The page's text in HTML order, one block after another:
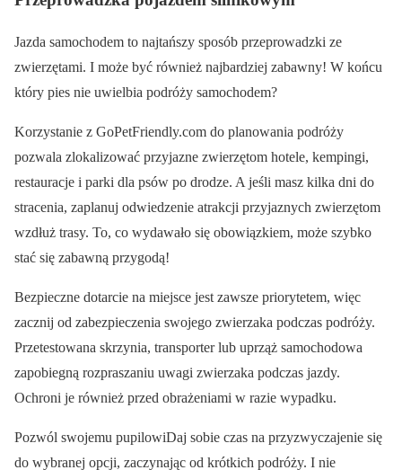
Jazda samochodem to najtańszy sposób przeprowadzki ze
zwierzętami. I może być również najbardziej zabawny! W końcu
który pies nie uwielbia podróży samochodem?
Korzystanie z GoPetFriendly.com do planowania podróży
pozwala zlokalizować przyjazne zwierzętom hotele, kempingi,
restauracje i parki dla psów po drodze. A jeśli masz kilka dni do
stracenia, zaplanuj odwiedzenie atrakcji przyjaznych zwierzętom
wzdłuż trasy. To, co wydawało się obowiązkiem, może szybko
stać się zabawną przygodą!
Bezpieczne dotarcie na miejsce jest zawsze priorytetem, więc
zacznij od zabezpieczenia swojego zwierzaka podczas podróży.
Przetestowana skrzynia, transporter lub uprząż samochodowa
zapobiegną rozpraszaniu uwagi zwierzaka podczas jazdy.
Ochroni je również przed obrażeniami w razie wypadku.
Pozwól swojemu pupilowiDaj sobie czas na przyzwyczajenie się
do wybranej opcji, zaczynając od krótkich podróży. I nie